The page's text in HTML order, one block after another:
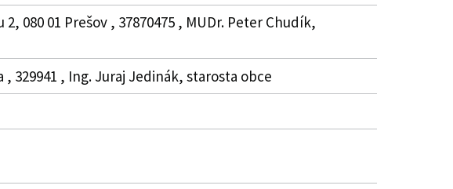
080 01 Prešov , 37870475 , MUDr. Peter Chudík,
329941 , Ing. Juraj Jedinák, starosta obce